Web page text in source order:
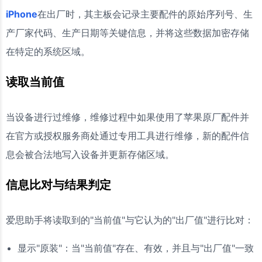
iPhone在出厂时，其主板会记录主要配件的原始序列号、生
产厂家代码、生产日期等关键信息，并将这些数据加密存储
在特定的系统区域。
读取当前值
当设备进行过维修，维修过程中如果使用了苹果原厂配件并
在官方或授权服务商处通过专用工具进行维修，新的配件信
息会被合法地写入设备并更新存储区域。
信息比对与结果判定
爱思助手将读取到的"当前值"与它认为的"出厂值"进行比对：
显示"原装"：当"当前值"存在、有效，并且与"出厂值"一致